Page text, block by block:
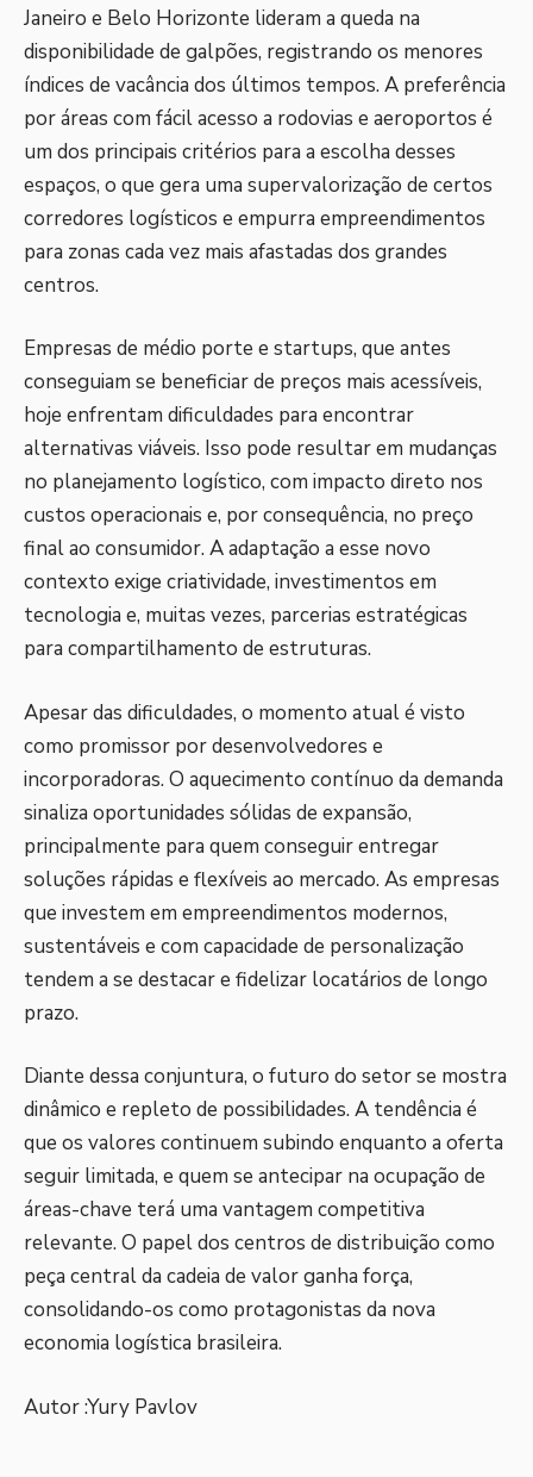
Janeiro e Belo Horizonte lideram a queda na
disponibilidade de galpões, registrando os menores
índices de vacância dos últimos tempos. A preferência
por áreas com fácil acesso a rodovias e aeroportos é
um dos principais critérios para a escolha desses
espaços, o que gera uma supervalorização de certos
corredores logísticos e empurra empreendimentos
para zonas cada vez mais afastadas dos grandes
centros.
Empresas de médio porte e startups, que antes
conseguiam se beneficiar de preços mais acessíveis,
hoje enfrentam dificuldades para encontrar
alternativas viáveis. Isso pode resultar em mudanças
no planejamento logístico, com impacto direto nos
custos operacionais e, por consequência, no preço
final ao consumidor. A adaptação a esse novo
contexto exige criatividade, investimentos em
tecnologia e, muitas vezes, parcerias estratégicas
para compartilhamento de estruturas.
Apesar das dificuldades, o momento atual é visto
como promissor por desenvolvedores e
incorporadoras. O aquecimento contínuo da demanda
sinaliza oportunidades sólidas de expansão,
principalmente para quem conseguir entregar
soluções rápidas e flexíveis ao mercado. As empresas
que investem em empreendimentos modernos,
sustentáveis e com capacidade de personalização
tendem a se destacar e fidelizar locatários de longo
prazo.
Diante dessa conjuntura, o futuro do setor se mostra
dinâmico e repleto de possibilidades. A tendência é
que os valores continuem subindo enquanto a oferta
seguir limitada, e quem se antecipar na ocupação de
áreas-chave terá uma vantagem competitiva
relevante. O papel dos centros de distribuição como
peça central da cadeia de valor ganha força,
consolidando-os como protagonistas da nova
economia logística brasileira.
Autor :Yury Pavlov